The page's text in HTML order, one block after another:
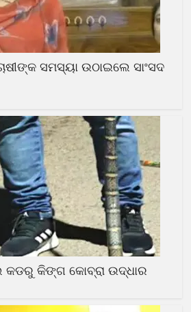
ସମସ୍ୟା ଉଠାଇଲେ ସାଂସଦ
କଡରୁ କିଙ୍ଗ କୋବ୍ରା ଉଦ୍ଧାର